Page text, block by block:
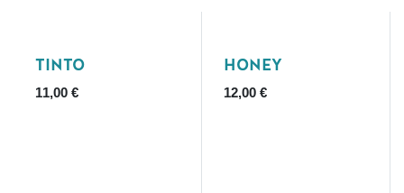
TINTO
11,00 €
HONEY
12,00€